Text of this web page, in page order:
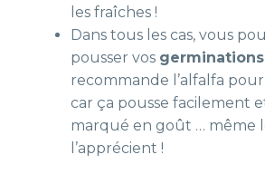
les fraîches !
Dans tous les cas, vous
pousser vos germinations
recommande l’alfalfa
car ça pousse facilement
marqué en goût … même
l’apprécient !